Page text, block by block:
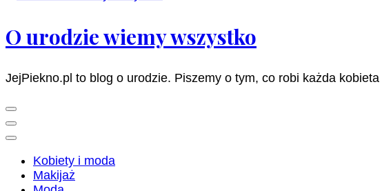
O urodzie wiemy wszystko
JejPiekno.pl to blog o urodzie. Piszemy o tym, co robi każda
Kobiety i moda
Makijaż